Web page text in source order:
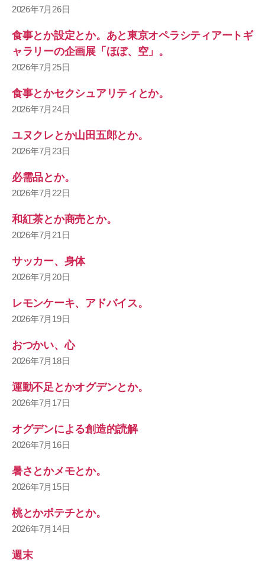
2026年7月26日
食事とか設定とか。あと東京オペラシティアートギ
ャラリーの企画展「ほぼ、空」。
2026年7月25日
食事とかセクシュアリティとか。
2026年7月24日
ユヌクレとか山田五郎とか。
2026年7月23日
必需品とか。
2026年7月22日
和紅茶とか商売とか。
2026年7月21日
サッカー、身体
2026年7月20日
レモンケーキ、アドバイス。
2026年7月19日
おつかい、心
2026年7月18日
運動不足とかオグデンとか。
2026年7月17日
オグデンによる創造的読解
2026年7月16日
暑さとかメモとか。
2026年7月15日
桃とかポテチとか。
2026年7月14日
週末